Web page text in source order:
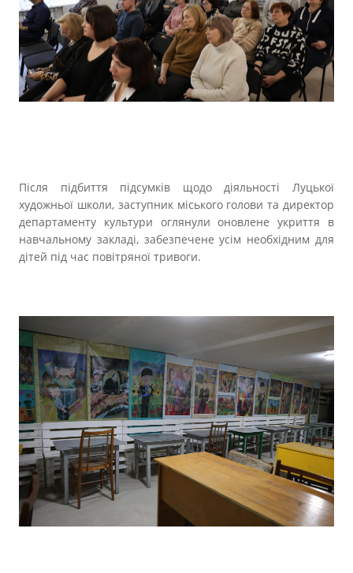
Після підбиття підсумків щодо діяльності Луцької
художньої школи, заступник міського голови та директор
департаменту культури оглянули оновлене укриття в
навчальному закладі, забезпечене усім необхідним для
дітей під час повітряної тривоги.